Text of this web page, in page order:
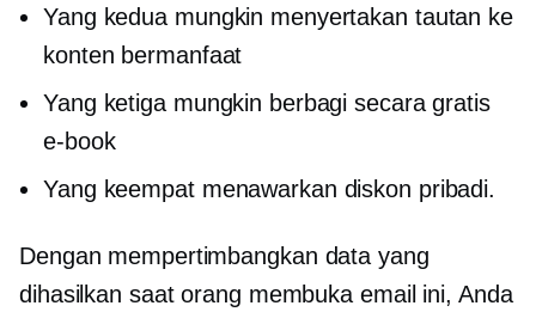
Yang kedua mungkin menyertakan tautan ke
konten bermanfaat
Yang ketiga mungkin berbagi secara gratis
e-book
Yang keempat menawarkan diskon pribadi.
Dengan mempertimbangkan data yang
dihasilkan saat orang membuka email ini, Anda